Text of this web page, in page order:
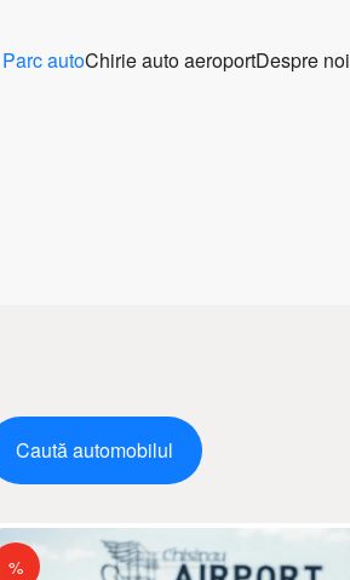
Parc autoChirie auto aeroportDespre noi
Caută automobilul
%